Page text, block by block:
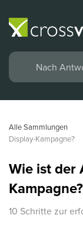
Alle Sammlungen
Display-Kampagne?
Wie ist der
Kampagne?
10 Schritte zur